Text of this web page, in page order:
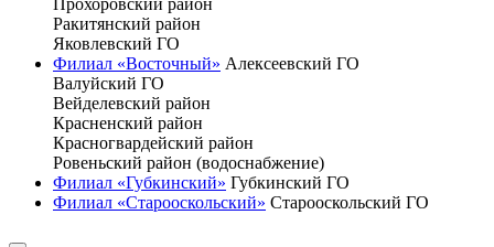
Ракитянский район
Яковлевский ГО
Филиал «Восточный» Алексеевский ГО
Валуйский ГО
Вейделевский район
Красненский район
Красногвардейский район
Ровеньский район (водоснабжение)
Филиал «Губкинский» Губкинский ГО
Филиал «Старооскольский» Старооскольский ГО